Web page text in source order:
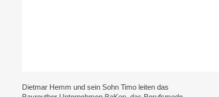
Dietmar Hemm und sein Sohn Timo leiten das